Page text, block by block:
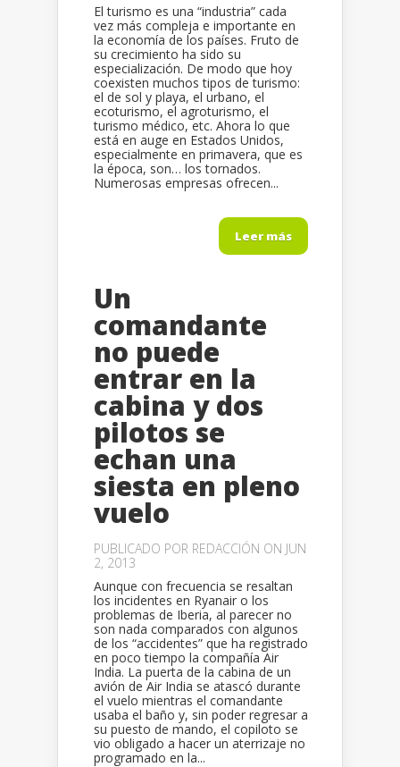
El turismo es una “industria” cada
vez más compleja e importante en
la economía de los países. Fruto de
su crecimiento ha sido su
especialización. De modo que hoy
coexisten muchos tipos de turismo:
el de sol y playa, el urbano, el
ecoturismo, el agroturismo, el
turismo médico, etc. Ahora lo que
está en auge en Estados Unidos,
especialmente en primavera, que es
la época, son… los tornados.
Numerosas empresas ofrecen...
Leer más
Un
comandante
no puede
entrar en la
cabina y dos
pilotos se
echan una
siesta en pleno
vuelo
PUBLICADO POR REDACCIÓN ON JUN
2, 2013
Aunque con frecuencia se resaltan
los incidentes en Ryanair o los
problemas de Iberia, al parecer no
son nada comparados con algunos
de los “accidentes” que ha registrado
en poco tiempo la compañía Air
India. La puerta de la cabina de un
avión de Air India se atascó durante
el vuelo mientras el comandante
usaba el baño y, sin poder regresar a
su puesto de mando, el copiloto se
vio obligado a hacer un aterrizaje no
programado en la...